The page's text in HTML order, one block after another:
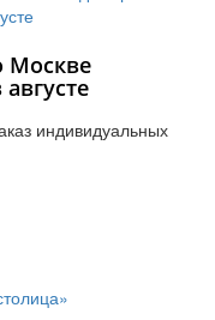
Москве
индивидуальных